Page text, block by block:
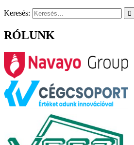
Keresés:
RÓLUNK